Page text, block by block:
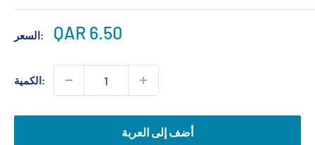
السعر:
سعر
QAR 6.50
الكمية:
أضف إلى العربة